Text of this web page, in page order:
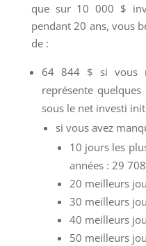
que sur 10 000 $
pendant 20 ans, vous
de :
64 844 $ si vous
représente quelques
sous le net investi
si vous avez
10 jours les
années : 29
20 meilleurs
30 meilleurs
40 meilleurs
50 meilleurs